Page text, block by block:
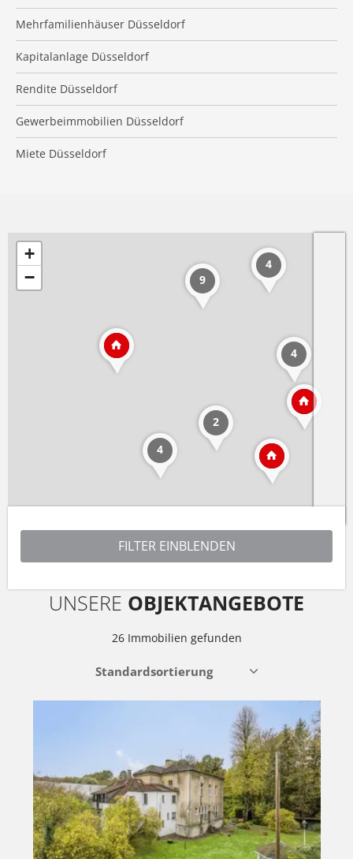
Mehrfamilienhäuser Düsseldorf
Kapitalanlage Düsseldorf
Rendite Düsseldorf
Gewerbeimmobilien Düsseldorf
Miete Düsseldorf
2
4
4
4
9
+
−
UNSERE OBJEKTANGEBOTE
26 Immobilien gefunden